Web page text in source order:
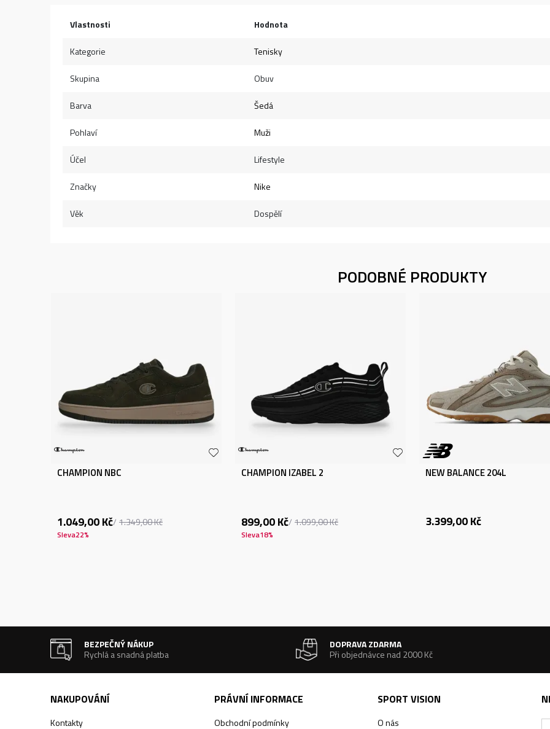
Vlastnosti Hodnota
Kategorie Tenisky
Skupina Obuv
Barva Šedá
Pohlaví Muži
Účel Lifestyle
Značky Nike
Věk Dospělí
PODOBNÉ PRODUKTY
CHAMPION NBC
1.049,00Kč 1.349,00Kč
Sleva22%
CHAMPION IZABEL 2
899,00Kč 1.099,00Kč
Sleva18%
NEW BALANCE 204L
3.399,00Kč
BEZPEČNÝ NÁKUP
Rychlá a snadná platba
DOPRAVA ZDARMA
Při objednávce nad 2000 Kč
NAKUPOVÁNÍ
Kontakty
PRÁVNÍ INFORMACE
Obchodní podmínky
SPORT VISION
O nás